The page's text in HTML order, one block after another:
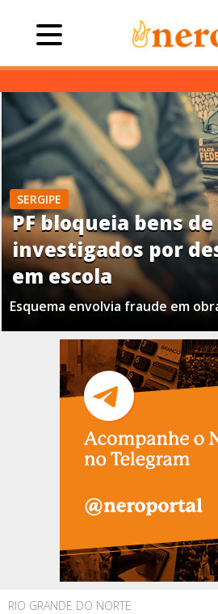
SERGIPE
PF bloqueia bens de
investigados por
em escola
Esquema envolvia fraude em
RIO GRANDE DO NORTE